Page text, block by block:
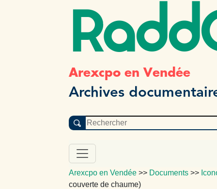
Arexcpo en Vendée
Archives
Arexcpo en Vendée >> Documents >>
couverte de chaume)